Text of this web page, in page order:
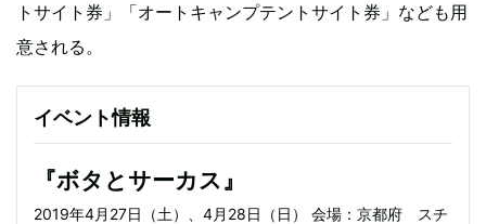
トサイト券」「オートキャンプテントサイト券」なども用
意される。
イベント情報
『ボタとサーカス』
2019年4月27日（土）、4月28日（日） 会場：京都府 スチ